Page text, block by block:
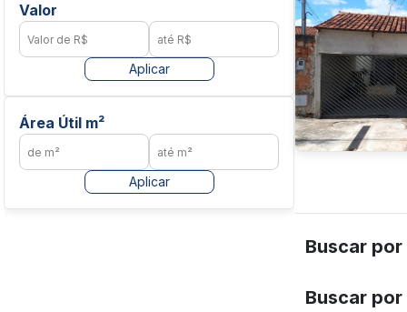
Valor
Aplicar
Área Útil m²
Aplicar
Buscar
Buscar